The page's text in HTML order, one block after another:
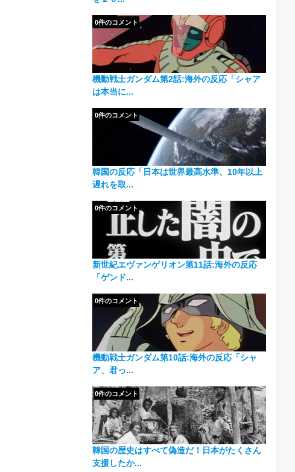
機動戦士ガンダム第2話:海外の反応「シャア
は本当に...
0件のコメント
韓国の反応「日本は世界最高水準、10年以上
遅れを取...
0件のコメント
新世紀エヴァンゲリオン第11話:海外の反応
「ゲンド...
0件のコメント
機動戦士ガンダム第10話:海外の反応「シャ
ア、君っ...
0件のコメント
韓国の歴史はすべて偽造だ！日本がたくさん
支援したか...
0件のコメント